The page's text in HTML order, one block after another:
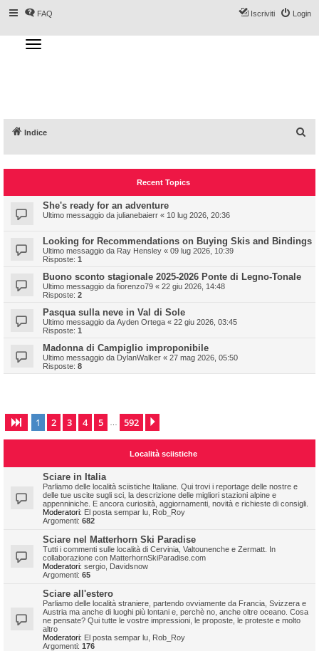
FAQ Login
Iscriviti
T
o
g
a
t
Indice
Recent Topics
She's ready for an adventure
Ultimo messaggio da julianebaierr « 10 lug 2026, 20:36
Looking for Recommendations on Buying Skis and Bindings
Ultimo messaggio da Ray Hensley « 09 lug 2026, 10:39
Risposte: 1
Buono sconto stagionale 2025-2026 Ponte di Legno-Tonale
Ultimo messaggio da fiorenzo79 « 22 giu 2026, 14:48
Risposte: 2
Pasqua sulla neve in Val di Sole
Ultimo messaggio da Ayden Ortega « 22 giu 2026, 03:45
Risposte: 1
Madonna di Campiglio improponibile
Ultimo messaggio da DylanWalker « 27 mag 2026, 05:50
Risposte: 8
Pagina di 592
1 2 3 4 5 592
Località sciistiche
Sciare in Italia
Parliamo delle località sciistiche Italiane. Qui trovi i reportage delle nostre e
delle tue uscite sugli sci, la descrizione delle migliori stazioni alpine e
appenniniche. E ancora curiosità, aggiornamenti, novità e richieste di consigli.
Moderatori: El posta sempar lu Rob_Roy
Argomenti: 682
Sciare nel Matterhorn Ski Paradise
Tutti i commenti sulle località di Cervinia, Valtounenche e Zermatt. In
collaborazione con MatterhornSkiParadise.com
Moderatori: sergio Davidsnow
Argomenti: 65
Sciare all'estero
Parliamo delle località straniere, partendo ovviamente da Francia, Svizzera e
Austria ma anche di luoghi più lontani e, perchè no, anche oltre oceano. Cosa
ne pensate? Qui tutte le vostre impressioni, le proposte, le proteste e molto
altro
Moderatori: El posta sempar lu Rob_Roy
Argomenti: 176